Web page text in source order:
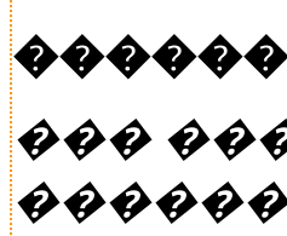
���